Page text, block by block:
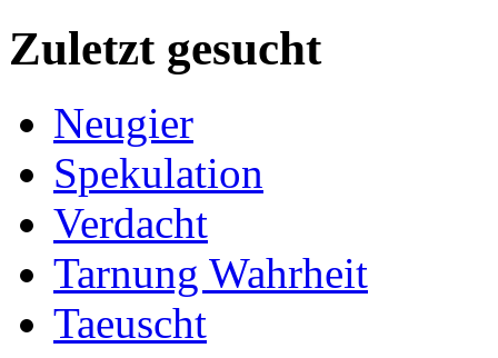
Zuletzt gesucht
Neugier
Spekulation
Verdacht
Tarnung Wahrheit
Taeuscht